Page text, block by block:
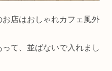
店はおしゃれカフェ風外
て、並ばないで入れまし